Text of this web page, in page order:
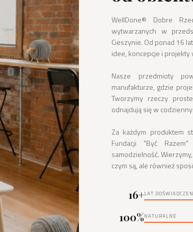
WellDone® Dobre
wytwarzanych w
Cieszynie. Od ponad 16
idee, koncepcje i projekty
Nasze przedmioty
manufakturze, gdzie
Tworzymy rzeczy
odnajdują się w
Za każdym produktem
Fundacji "Być
samodzielność.
czym są, ale również
16+LAT
100%NATURALNE